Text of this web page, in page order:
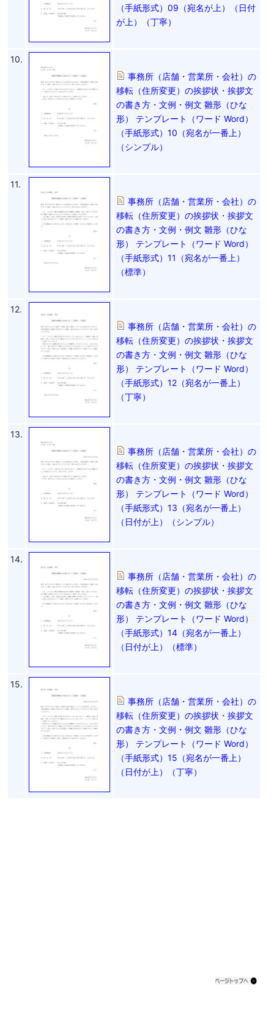
（手紙形式）09（宛名が上）（日付
が上）（丁寧）
10.
事務所（店舗・営業所・会社）の
移転（住所変更）の挨拶状・挨拶文
の書き方・文例・例文 雛形（ひな
形） テンプレート（ワード Word）
（手紙形式）10（宛名が一番上）
（シンプル）
11.
事務所（店舗・営業所・会社）の
移転（住所変更）の挨拶状・挨拶文
の書き方・文例・例文 雛形（ひな
形） テンプレート（ワード Word）
（手紙形式）11（宛名が一番上）
（標準）
12.
事務所（店舗・営業所・会社）の
移転（住所変更）の挨拶状・挨拶文
の書き方・文例・例文 雛形（ひな
形） テンプレート（ワード Word）
（手紙形式）12（宛名が一番上）
（丁寧）
13.
事務所（店舗・営業所・会社）の
移転（住所変更）の挨拶状・挨拶文
の書き方・文例・例文 雛形（ひな
形） テンプレート（ワード Word）
（手紙形式）13（宛名が一番上）
（日付が上）（シンプル）
14.
事務所（店舗・営業所・会社）の
移転（住所変更）の挨拶状・挨拶文
の書き方・文例・例文 雛形（ひな
形） テンプレート（ワード Word）
（手紙形式）14（宛名が一番上）
（日付が上）（標準）
15.
事務所（店舗・営業所・会社）の
移転（住所変更）の挨拶状・挨拶文
の書き方・文例・例文 雛形（ひな
形） テンプレート（ワード Word）
（手紙形式）15（宛名が一番上）
（日付が上）（丁寧）